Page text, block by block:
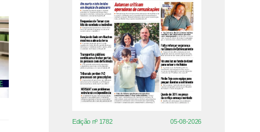
Edição nº 1782 05-08-2026